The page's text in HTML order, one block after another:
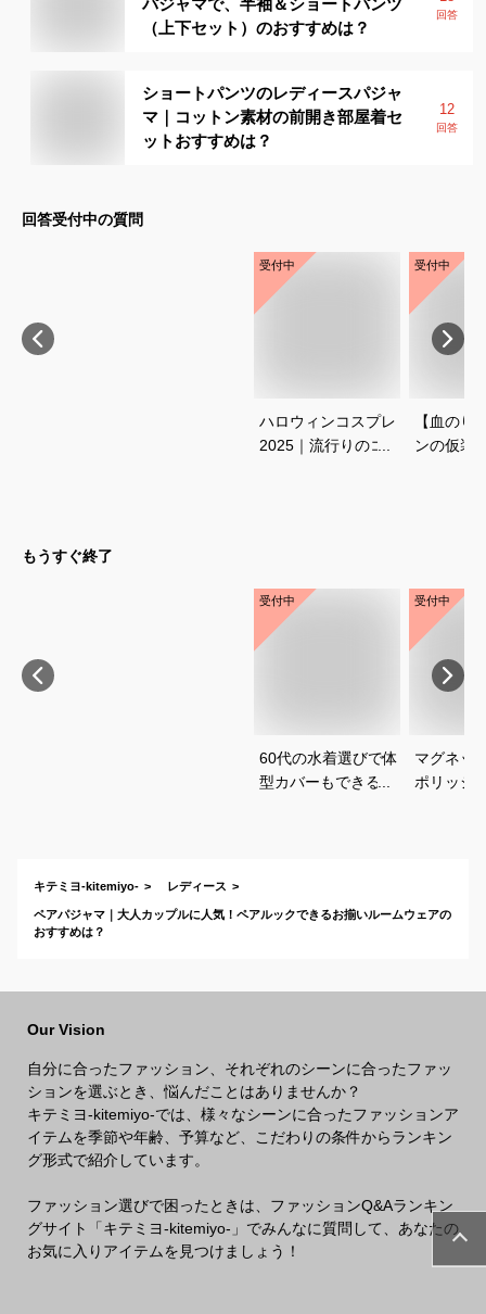
（上下セット）のおすすめは？
回答
ショートパンツのレディースパジャ
マ｜コットン素材の前開き部屋着セ
ットおすすめは？
12
回答
回答受付中の質問
受付中
ハロウィンコスプレ
2025｜流行りのコス
受付中
【血のり
ンの仮装
もうすぐ終了
受付中
60代の水着選びで体
型カバーもできるお
受付中
マグネッ
ポリッシ
キテミヨ-kitemiyo- レディース
ペアパジャマ｜大人カップルに人気！ペアルックできるお揃いルームウェアの
おすすめは？
Our Vision
自分に合ったファッション、それぞれのシーンに合ったファッ
ションを選ぶとき、悩んだことはありませんか？
キテミヨ-kitemiyo-では、様々なシーンに合ったファッションア
イテムを季節や年齢、予算など、こだわりの条件からランキン
グ形式で紹介しています。
ファッション選びで困ったときは、ファッションQ&Aランキン
グサイト「キテミヨ-kitemiyo-」でみんなに質問して、あなたの
お気に入りアイテムを見つけましょう！